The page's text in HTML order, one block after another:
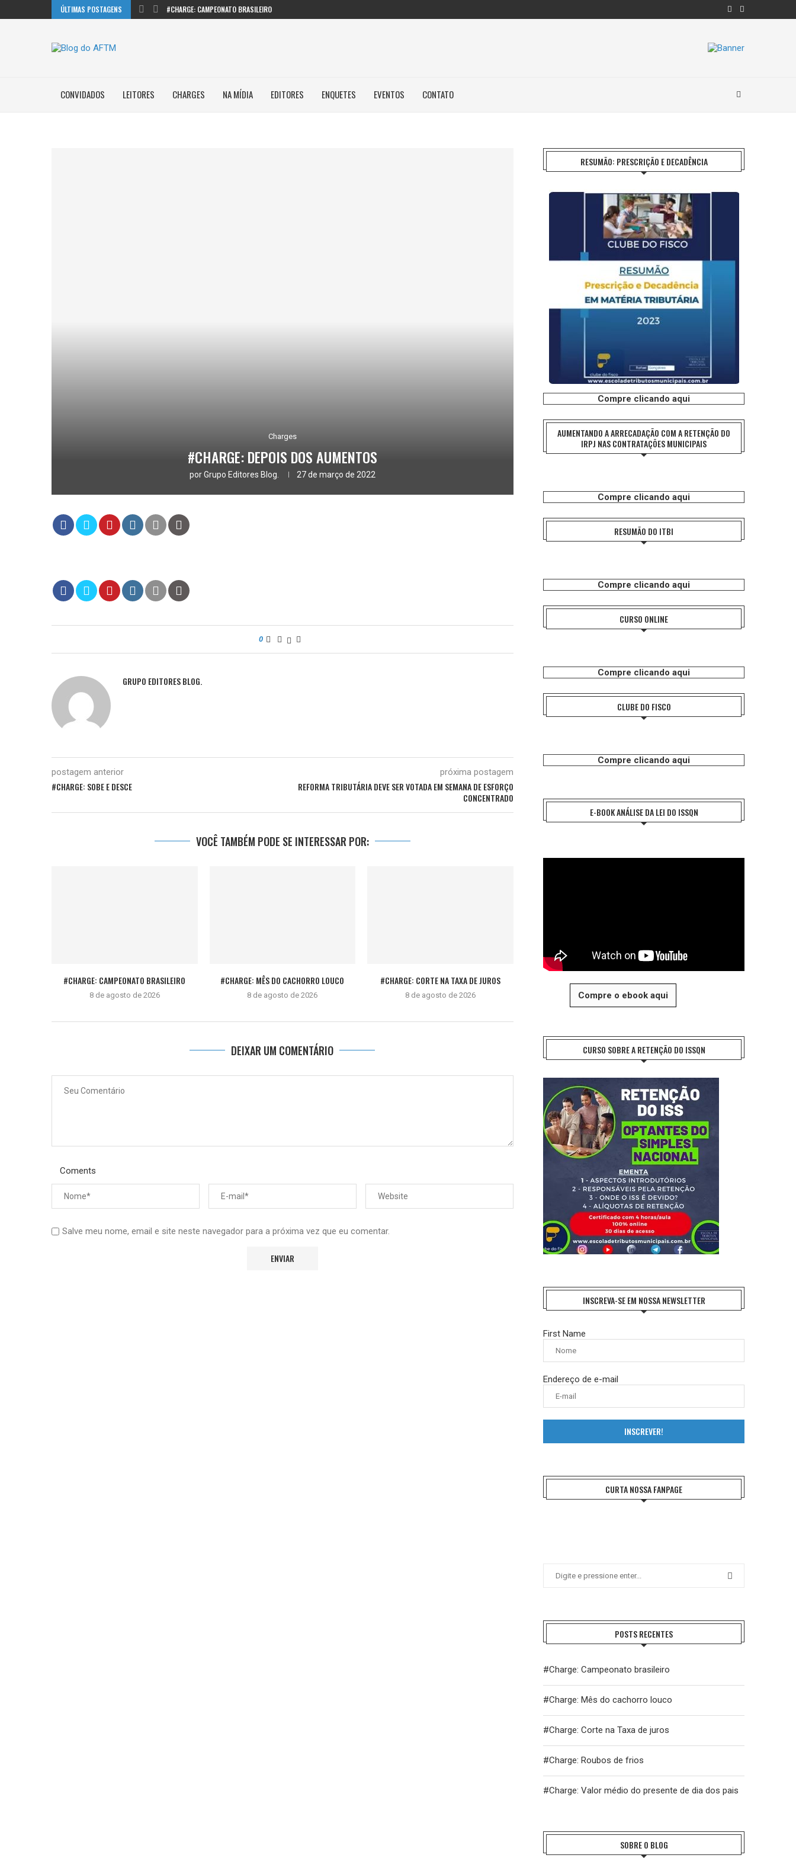
ÚLTIMAS POSTAGENS #CHARGE: CAMPEONATO BRASILEIRO
CONVIDADOS LEITORES CHARGES NA MÍDIA EDITORES ENQUETES EVENTOS CONTATO
Charges
#CHARGE: DEPOIS DOS AUMENTOS
porGrupo Editores Blog. 27 de março de 2022
0
GRUPO EDITORES BLOG.
postagem anterior
#CHARGE: SOBE E DESCE
próxima postagem
REFORMA TRIBUTÁRIA DEVE SER VOTADA EM SEMANA DE ESFORÇO
CONCENTRADO
VOCÊ TAMBÉM PODE SE INTERESSAR POR:
#CHARGE: CAMPEONATO BRASILEIRO
8 de agosto de 2026
#CHARGE: MÊS DO CACHORRO LOUCO
8 de agosto de 2026
#CHARGE: CORTE NA TAXA DE JUROS
8 de agosto de 2026
DEIXAR UM COMENTÁRIO
Coments
Salve meu nome, email e site neste navegador para a próxima vez que eu comentar.
RESUMÃO: PRESCRIÇÃO E DECADÊNCIA
Compre clicando aqui
AUMENTANDO A ARRECADAÇÃO COM A RETENÇÃO DO
IRPJ NAS CONTRATAÇÕES MUNICIPAIS
Compre clicando aqui
RESUMÃO DO ITBI
Compre clicando aqui
CURSO ONLINE
Compre clicando aqui
CLUBE DO FISCO
Compre clicando aqui
E-BOOK ANÁLISE DA LEI DO ISSQN
Compre o ebook aqui
CURSO SOBRE A RETENÇÃO DO ISSQN
INSCREVA-SE EM NOSSA NEWSLETTER
First Name
Endereço de e-mail
INSCREVER!
CURTA NOSSA FANPAGE
POSTS RECENTES
#Charge: Campeonato brasileiro
#Charge: Mês do cachorro louco
#Charge: Corte na Taxa de juros
#Charge: Roubos de frios
#Charge: Valor médio do presente de dia dos pais
SOBRE O BLOG